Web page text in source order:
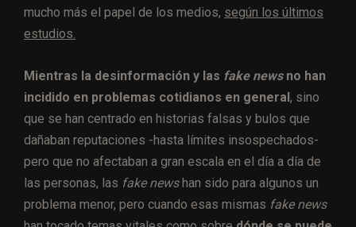
mucho más el papel de los medios, según los últimos
estudios.
Mientras la desinformación y las fake newsno han
incidido en problemas cotidianos en general , sino
que se han centrado en historias falsas y bulos que
dañaban reputaciones -hasta límites insospechados-
pero que no afectaban a gran escala en el día a día de
las personas, las fake newshan sido para algunos un
problema menor, pero cuando esas mismas fake news